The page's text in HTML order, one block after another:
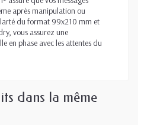
après manipulation ou
du format 99x210 mm et
vous assurez une
en phase avec les attentes du
dans la même